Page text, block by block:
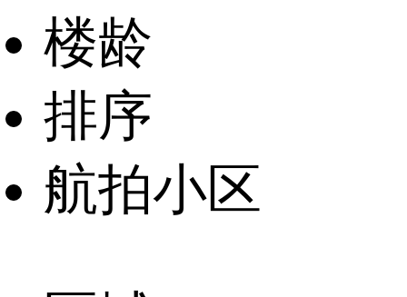
楼龄
排序
航拍小区